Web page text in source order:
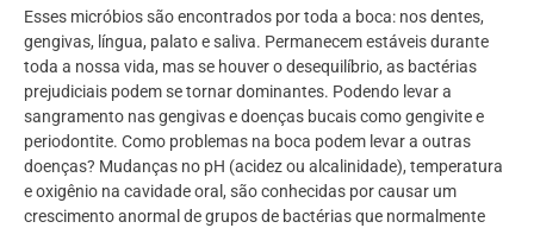
Esses micróbios são encontrados por toda a boca: nos dentes,
gengivas, língua, palato e saliva. Permanecem estáveis durante
toda a nossa vida, mas se houver o desequilíbrio, as bactérias
prejudiciais podem se tornar dominantes. Podendo levar a
sangramento nas gengivas e doenças bucais como gengivite e
periodontite. Como problemas na boca podem levar a outras
doenças? Mudanças no pH (acidez ou alcalinidade), temperatura
e oxigênio na cavidade oral, são conhecidas por causar um
crescimento anormal de grupos de bactérias que normalmente